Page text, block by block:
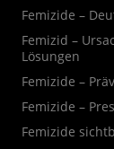
Femizide –
Femizid –
Lösungen
Femizide –
Femizide –
Femizide